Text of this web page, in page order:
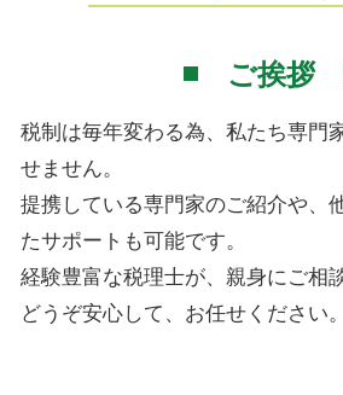
ご挨拶
税制は毎年変わる為、私たち専門
せません。
提携している専門家のご紹介や、
たサポートも可能です。
経験豊富な税理士が、親身にご相
どうぞ安心して、お任せください。